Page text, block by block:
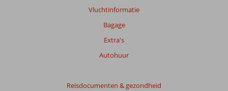
Vluchtinformatie
Bagage
Extra's
Autohuur
Reisdocumenten & gezondheid